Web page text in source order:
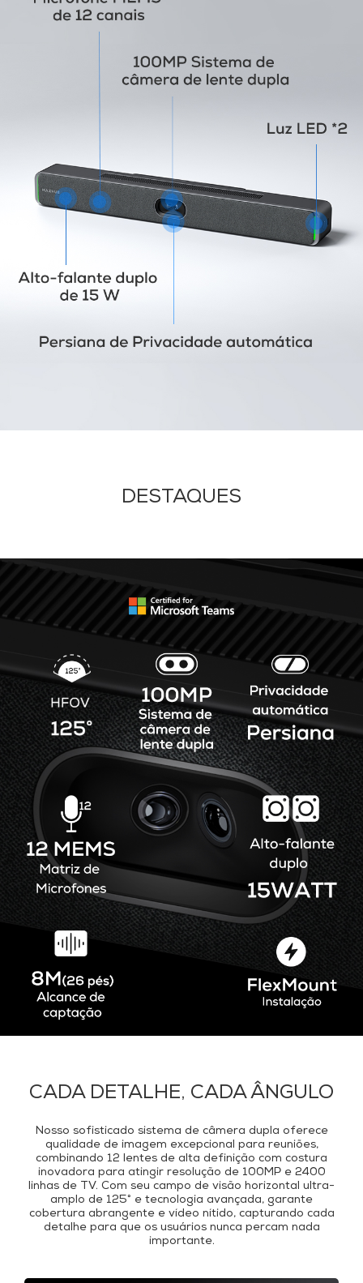
DESTAQUES
CADA DETALHE, CADA ÂNGULO
Nosso sofisticado sistema de câmera dupla oferece
qualidade de imagem excepcional para reuniões,
combinando 12 lentes de alta definição com costura
inovadora para atingir resolução de 100MP e 2400
linhas de TV. Com seu campo de visão horizontal ultra-
amplo de 125° e tecnologia avançada, garante
cobertura abrangente e vídeo nítido, capturando cada
detalhe para que os usuários nunca percam nada
importante.